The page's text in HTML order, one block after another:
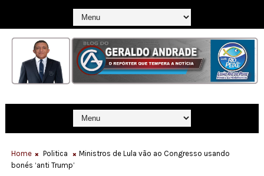
Home Politica
Ministros de Lula vão ao Congresso usando
bonés ‘anti Trump’